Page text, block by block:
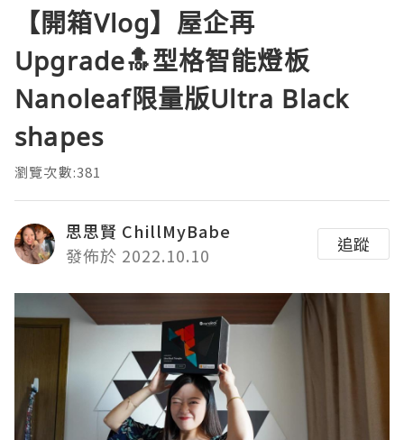
【開箱Vlog】屋企再
Upgrade🔝型格智能燈板
Nanoleaf限量版Ultra Black
shapes
瀏覽次數:381
思思賢 ChillMyBabe
發佈於 2022.10.10
追蹤